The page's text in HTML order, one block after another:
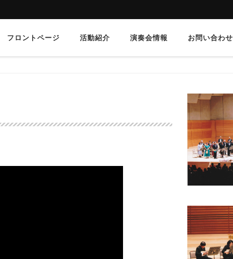
フロントページ 活動紹介 演奏会情報 お問い合わせ